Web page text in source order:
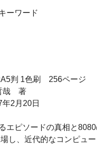
ーワード
判 1色刷 256ページ
哉 著
2月20日
エピソードの真相と
し、近代的なコンピュ